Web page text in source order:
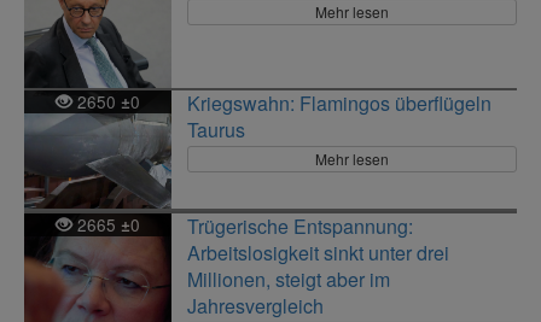
Mehr lesen
2650 ±0
Kriegswahn: Flamingos überflügeln
Taurus
Mehr lesen
2665 ±0
Trügerische Entspannung:
Arbeitslosigkeit sinkt unter drei
Millionen, steigt aber im
Jahresvergleich